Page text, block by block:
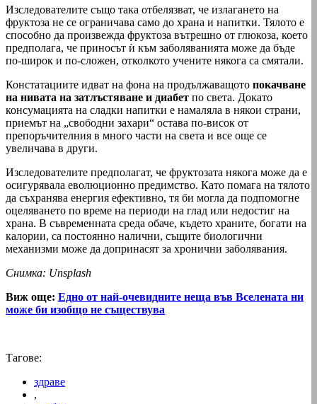
Изследователите също така отбелязват, че излагането на
фруктоза не се ограничава само до храна и напитки. Тялото е
способно да произвежда фруктоза вътрешно от глюкоза, което
предполага, че приносът ѝ към заболяванията може да бъде
по-широк и по-сложен, отколкото учените някога са смятали.
Констатациите идват на фона на продължаващото покачване
на нивата на затлъстяване и диабет по света. Докато
консумацията на сладки напитки е намаляла в някои страни,
приемът на „свободни захари“ остава по-висок от
препоръчителния в много части на света и все още се
увеличава в други.
Изследователите предполагат, че фруктозата някога може да е
осигурявала еволюционно предимство. Като помага на тялото
да съхранява енергия ефективно, тя би могла да подпомогне
оцеляването по време на периоди на глад или недостиг на
храна. В съвременната среда обаче, където храните, богати на
калории, са постоянно налични, същите биологични
механизми може да допринасят за хронични заболявания.
Снимка: Unsplash
Виж още: Едно от най-очевидните неща във Вселената ни
може би изобщо не съществува
Тагове:
здраве
,